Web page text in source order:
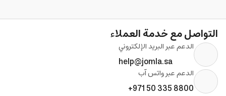
التواصل مع خدمة العملاء
الدعم عبر البريد الإلكتروني
help@jomla.sa
الدعم عبر واتس آب
+971 50 335 8800